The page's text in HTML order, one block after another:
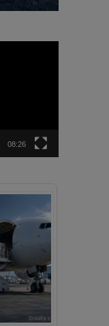
08:26